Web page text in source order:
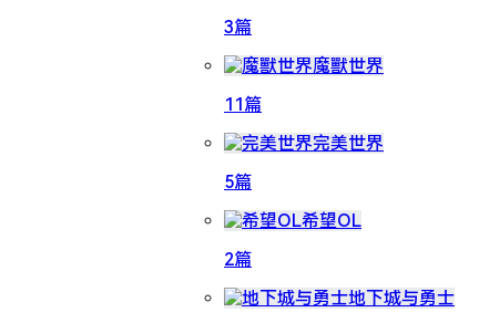
3篇
魔獸世界
11篇
完美世界
5篇
希望OL
2篇
地下城与勇士